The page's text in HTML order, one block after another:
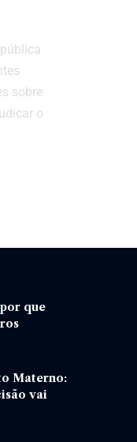
sobre
o
que
Materno:
vai